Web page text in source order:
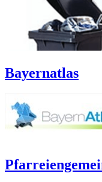
Bayernatlas